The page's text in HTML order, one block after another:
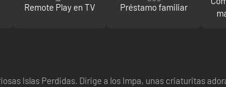
Remote Play en TV Préstamo familiar
Islas Perdidas. Dirige a los Impa, unas criaturitas